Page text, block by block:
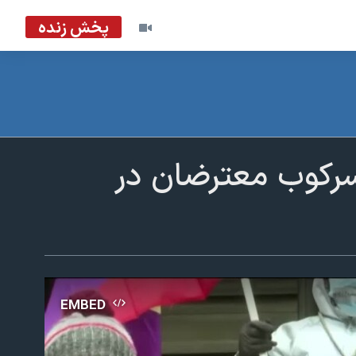
پخش زنده
معترضان در
EMBED